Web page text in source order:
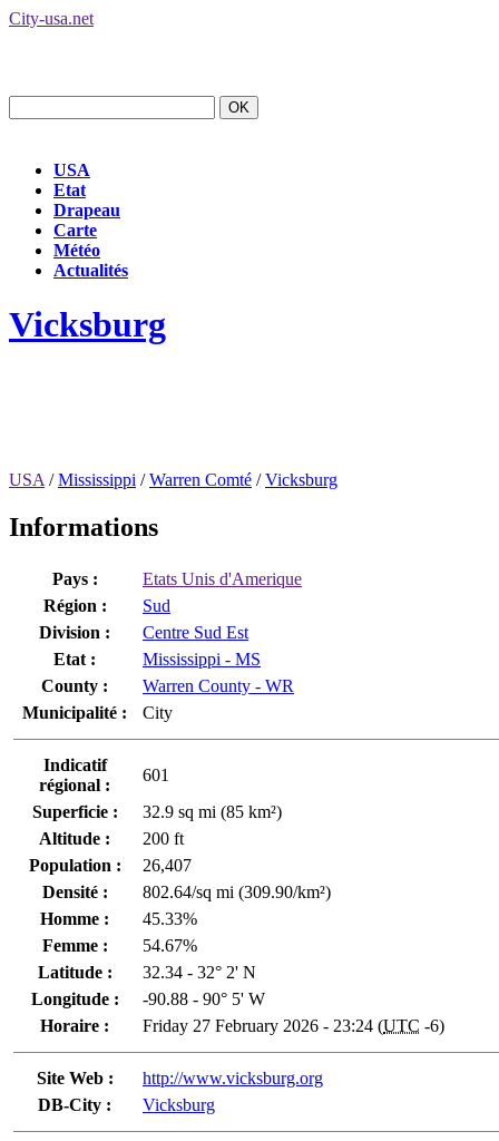
City-usa.net
USA
Etat
Drapeau
Carte
Météo
Actualités
Vicksburg
USA /Mississippi /Warren Comté /Vicksburg
Informations
Pays :
Etats Unis d'Amerique
Région :
Sud
Division :
Centre Sud Est
Etat :
Mississippi - MS
County :
Warren County - WR
Municipalité :
City
Indicatif
régional :
601
Superficie :
32.9 sq mi (85 km²)
Altitude :
200 ft
Population :
26,407
Densité :
802.64/sq mi (309.90/km²)
Homme :
45.33%
Femme :
54.67%
Latitude :
32.34 - 32° 2' N
Longitude :
-90.88 - 90° 5' W
Horaire :
Friday 27 February 2026 - 23:24 (UTC -6)
Site Web :
http://www.vicksburg.org
DB-City :
Vicksburg